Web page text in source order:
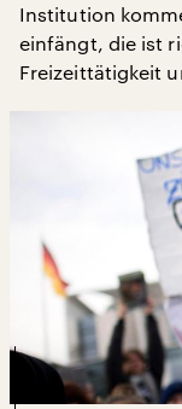
Institution
einfängt, die ist
Freizeittätigkeit